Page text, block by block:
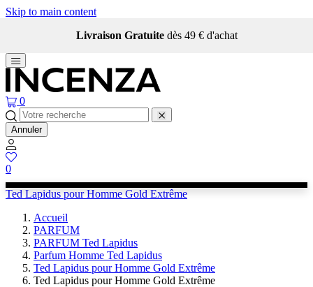
Skip to main content
Livraison Gratuite dès 49 € d'achat
0
Annuler
0
Ted Lapidus pour Homme Gold Extrême
Accueil
PARFUM
PARFUM Ted Lapidus
Parfum Homme Ted Lapidus
Ted Lapidus pour Homme Gold Extrême
Ted Lapidus pour Homme Gold Extrême